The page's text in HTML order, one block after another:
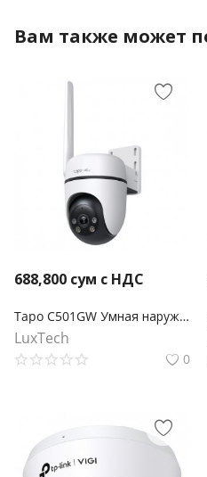
Вам также может
688,800 сум с НДС
Tapo C501GW Умная наружная поворотно-наклонная камера с поддержкой ИИ и 4G LTE
LuxTech
0